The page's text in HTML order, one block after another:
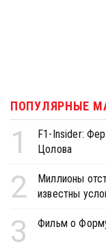
ПОПУЛЯРНЫЕ
1
F1-Insider:
Цолова
2
Миллионы
известны
3 Фильм о